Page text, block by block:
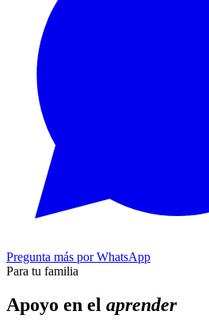
Pregunta más por WhatsApp
Para tu familia
Apoyo en el aprender